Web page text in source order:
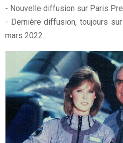
- Nouvelle diffusion sur Paris
- Dernière diffusion, toujours
mars 2022.